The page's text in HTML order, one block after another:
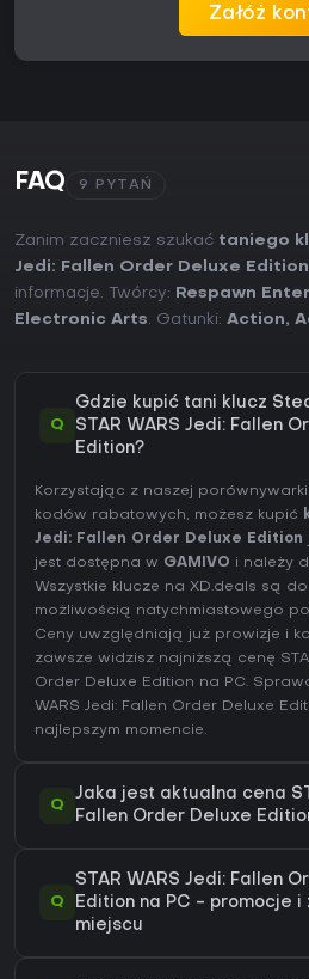
Załóż
FAQ 9 PYTAŃ
Zanim zaczniesz szukać taniego
Jedi: Fallen Order Deluxe Edition
informacje. Twórcy:
Respawn
Electronic Arts. Gatunki: Action,
Q
Gdzie kupić tani klucz
STAR WARS Jedi: Fallen
Edition?
Korzystając z naszej
kodów rabatowych, możesz kupić
Jedi: Fallen Order Deluxe Edition
jest dostępna w GAMIVO i należy
Wszystkie klucze na XD.deals są
możliwością natychmiastowego
Ceny uwzględniają już prowizje i
zawsze widzisz najniższą cenę
Order Deluxe Edition na PC.
WARS Jedi: Fallen Order Deluxe
najlepszym momencie.
Q
Jaka jest aktualna cena
Fallen Order Deluxe
Q
STAR WARS Jedi: Fallen
Edition na PC - promocje i
miejscu